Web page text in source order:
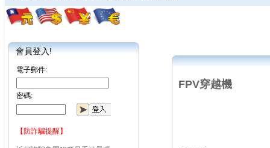
會員登入!
電子郵件:
密碼:
【防詐騙提醒】
FPV穿越機